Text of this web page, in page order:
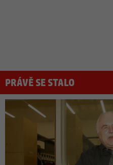
PRÁVĚ SE STALO